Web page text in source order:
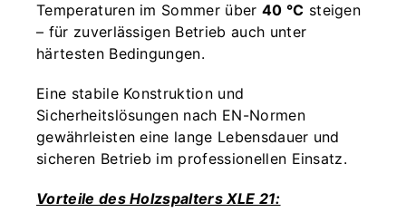
Temperaturen im Sommer über 40 °C steigen
– für zuverlässigen Betrieb auch unter
härtesten Bedingungen.
Eine stabile Konstruktion und
Sicherheitslösungen nach EN-Normen
gewährleisten eine lange Lebensdauer und
sicheren Betrieb im professionellen Einsatz.
Vorteile des Holzspalters XLE 21: